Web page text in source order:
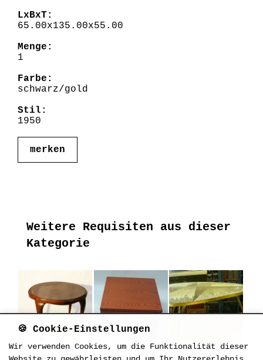
LxBxT:
65.00x135.00x55.00
Menge:
1
Farbe:
schwarz/gold
Stil:
1950
merken
Weitere Requisiten aus dieser
Kategorie
M_ti_0003 M_ti_0004 M_ti_0043
🍪 Cookie-Einstellungen
Wir verwenden Cookies, um die Funktionalität dieser